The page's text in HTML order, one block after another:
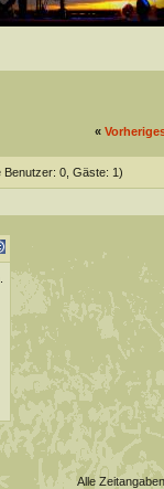
«
Benutzer: 0, Gäste: 1)
Alle